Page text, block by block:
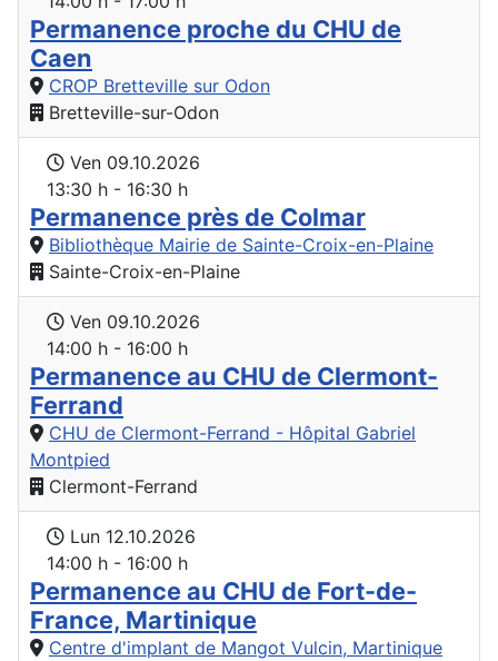
Permanence proche du CHU de
Caen
CROP Bretteville sur Odon
Bretteville-sur-Odon
Ven 09.10.2026
13:30 h - 16:30 h
Permanence près de Colmar
Bibliothèque Mairie de Sainte-Croix-en-Plaine
Sainte-Croix-en-Plaine
Ven 09.10.2026
14:00 h - 16:00 h
Permanence au CHU de Clermont-
Ferrand
CHU de Clermont-Ferrand - Hôpital Gabriel
Montpied
Clermont-Ferrand
Lun 12.10.2026
14:00 h - 16:00 h
Permanence au CHU de Fort-de-
France, Martinique
Centre d'implant de Mangot Vulcin, Martinique